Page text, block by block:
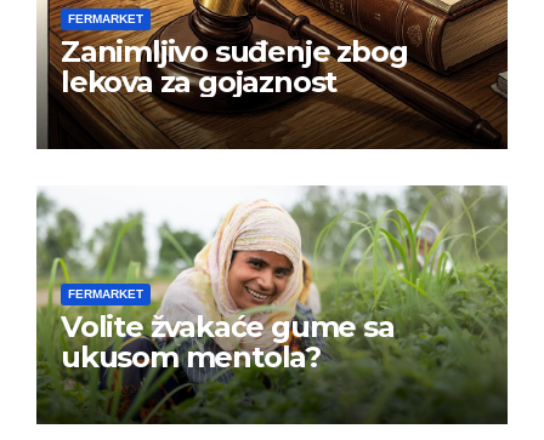
FERMARKET
Zanimljivo suđenje zbog
lekova za gojaznost
FERMARKET
Volite žvakaće gume sa
ukusom mentola?